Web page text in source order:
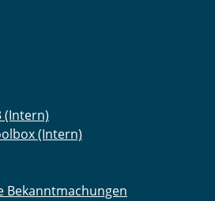
(Intern)
(Intern)
Bekanntmachungen